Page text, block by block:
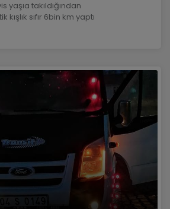
yaşıa takıldığından
kışlık sıfır 6bin km yaptı
4bin önce yapıldı
km çift camlı Çorum